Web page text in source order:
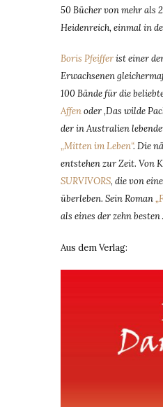
50 Bücher von mehr als
Heidenreich, einmal in
Boris Pfeifferist einer
Erwachsenen
100 Bände für die
Affenoder ‚Das wilde
der in Australien
„Mitten im Leben“. Die
entstehen zur Zeit. Von
SURVIVORS, die von
überleben. Sein Roman
als eines der zehn
Aus dem Verlag: